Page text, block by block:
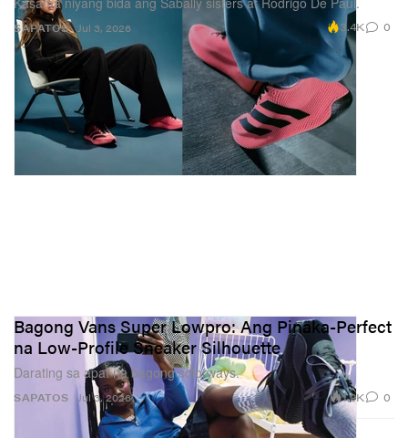
SAPATOS Jul 3, 2026 3.4K 0
SAPATOS
Bagong Vans Super Lowpro: Ang Pinaka-Perfect
na Low-Profile Sneaker Silhouette
Darating sa apat na bagong colorways.
Jul 3, 2026 1.9K 0